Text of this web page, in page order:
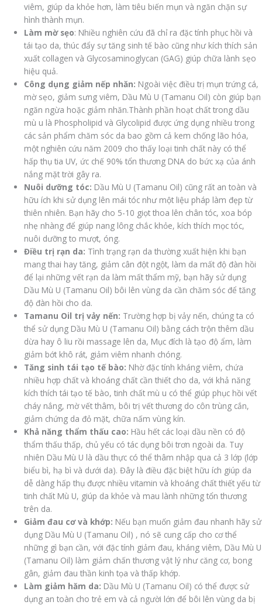
viêm, giúp da khỏe hơn, làm tiêu biến mụn và ngăn chặn sự
hình thành mụn.
Làm mờ sẹo: Nhiều nghiên cứu đã chỉ ra đặc tính phục hồi và
tái tạo da, thúc đẩy sự tăng sinh tế bào cũng như kích thích sản
xuất collagen và Glycosaminoglycan (GAG) giúp chữa lành sẹo
hiệu quả.
Công dụng giảm nếp nhăn: Ngoài việc điều trị mụn trứng cá,
mờ sẹo, giảm sưng viêm, Dầu Mù U (Tamanu Oil) còn giúp bạn
ngăn ngừa hoặc giảm nhăn.Thành phần hoạt chất trong dầu
mù u là Phospholipid và Glycolipid được ứng dụng nhiều trong
các sản phẩm chăm sóc da bao gồm cả kem chống lão hóa,
một nghiên cứu năm 2009 cho thấy loại tinh chất này có thể
hấp thụ tia UV, ức chế 90% tổn thương DNA do bức xạ của ánh
nắng mặt trời gây ra.
Nuôi dưỡng tóc: Dầu Mù U (Tamanu Oil) cũng rất an toàn và
hữu ích khi sử dụng lên mái tóc như một liệu pháp làm đẹp từ
thiên nhiên. Bạn hãy cho 5-10 giọt thoa lên chân tóc, xoa bóp
nhẹ nhàng để giúp nang lông chắc khỏe, kích thích mọc tóc,
nuôi dưỡng to mượt, óng.
Điều trị rạn da: Tình trạng rạn da thường xuất hiện khi bạn
mang thai hay tăng, giảm cân đột ngột, làm da mất độ đàn hồi
để lại những vết rạn da làm mất thẩm mỹ, bạn hãy sử dụng
Dầu Mù U (Tamanu Oil) bôi lên vùng da cần chăm sóc để tăng
độ đàn hồi cho da.
Tamanu Oil trị vảy nến: Trường hợp bị vảy nến, chúng ta có
thể sử dụng Dầu Mù U (Tamanu Oil) bằng cách trộn thêm dầu
dừa hay ô liu rồi massage lên da, Mục đích là tạo độ ẩm, làm
giảm bớt khô rát, giảm viêm nhanh chóng.
Tăng sinh tái tạo tế bào: Nhờ đặc tính kháng viêm, chứa
nhiều hợp chất và khoáng chất cần thiết cho da, với khả năng
kích thích tái tạo tế bào, tinh chất mù u có thể giúp phục hồi vết
cháy nắng, mờ vết thâm, bôi trị vết thương do côn trùng cắn,
giảm chứng da đỏ mặt, chữa nấm vùng kín.
Khả năng thẩm thấu cao: Hầu hết các loại dầu nền có độ
thẩm thấu thấp, chủ yếu có tác dụng bôi trơn ngoài da. Tuy
nhiên Dầu Mù U là dầu thực có thể thâm nhập qua cả 3 lớp (lớp
biểu bì, hạ bì và dưới da). Đây là điều đặc biệt hữu ích giúp da
dễ dàng hấp thụ được nhiều vitamin và khoáng chất thiết yếu từ
tinh chất Mù U, giúp da khỏe và mau lành những tổn thương
trên da.
Giảm đau cơ và khớp: Nếu bạn muốn giảm đau nhanh hãy sử
dụng Dầu Mù U (Tamanu Oil) , nó sẽ cung cấp cho cơ thể
những gì bạn cần, với đặc tính giảm đau, kháng viêm, Dầu Mù U
(Tamanu Oil) làm giảm chấn thương vật lý như căng cơ, bong
gân, giảm đau thần kinh tọa và thấp khớp.
Làm giảm hăm da: Dầu Mù U (Tamanu Oil) có thể được sử
dụng an toàn cho trẻ em và cả người lớn để bôi lên vùng da bị